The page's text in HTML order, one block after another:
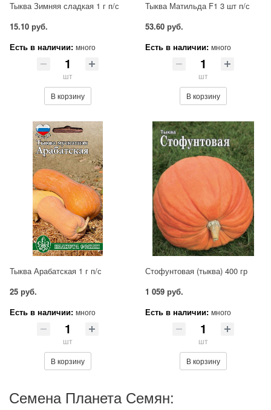
Тыква Зимняя сладкая 1 г п/с
15.10 руб.
Есть в наличии: много
шт
В корзину
Тыква Матильда F1 3 шт п/с
53.60 руб.
Есть в наличии: много
шт
В корзину
Тыква Арабатская 1 г п/с
25 руб.
Есть в наличии: много
шт
В корзину
Стофунтовая (тыква) 400 гр
1 059 руб.
Есть в наличии: много
шт
В корзину
Семена Планета Семян: